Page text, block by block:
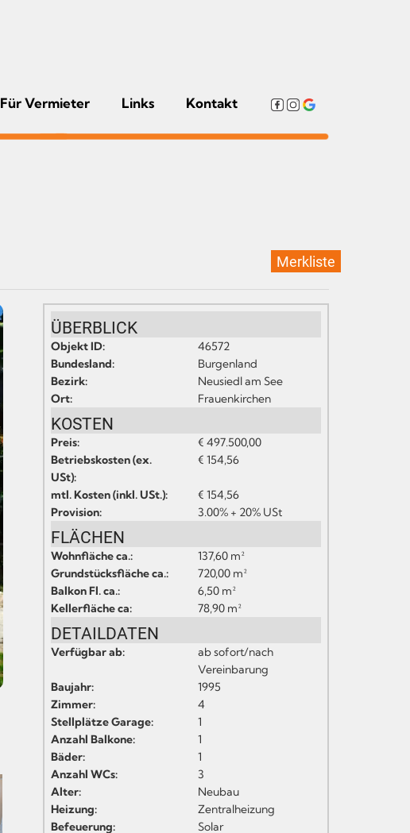
Für Vermieter Links Kontakt
Merkliste
ÜBERBLICK
Objekt ID:
46572
Bundesland:
Burgenland
Bezirk:
Neusiedl am See
Ort:
Frauenkirchen
KOSTEN
Preis:
€ 497.500,00
Betriebskosten (ex.
USt):
€ 154,56
mtl. Kosten (inkl. USt.):
€ 154,56
Provision:
3.00% + 20% USt
FLÄCHEN
Wohnfläche ca.:
137,60 m²
Grundstücksfläche ca.:
720,00 m²
Balkon Fl. ca.:
6,50 m²
Kellerfläche ca:
78,90 m²
DETAILDATEN
Verfügbar ab:
ab sofort/nach
Vereinbarung
Baujahr:
1995
Zimmer:
4
Stellplätze Garage:
1
Anzahl Balkone:
1
Bäder:
1
Anzahl WCs:
3
Alter:
Neubau
Heizung:
Zentralheizung
Befeuerung:
Solar